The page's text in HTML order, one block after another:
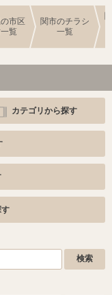
市区
覧
関市のチラシ
一覧
カテゴリから探す